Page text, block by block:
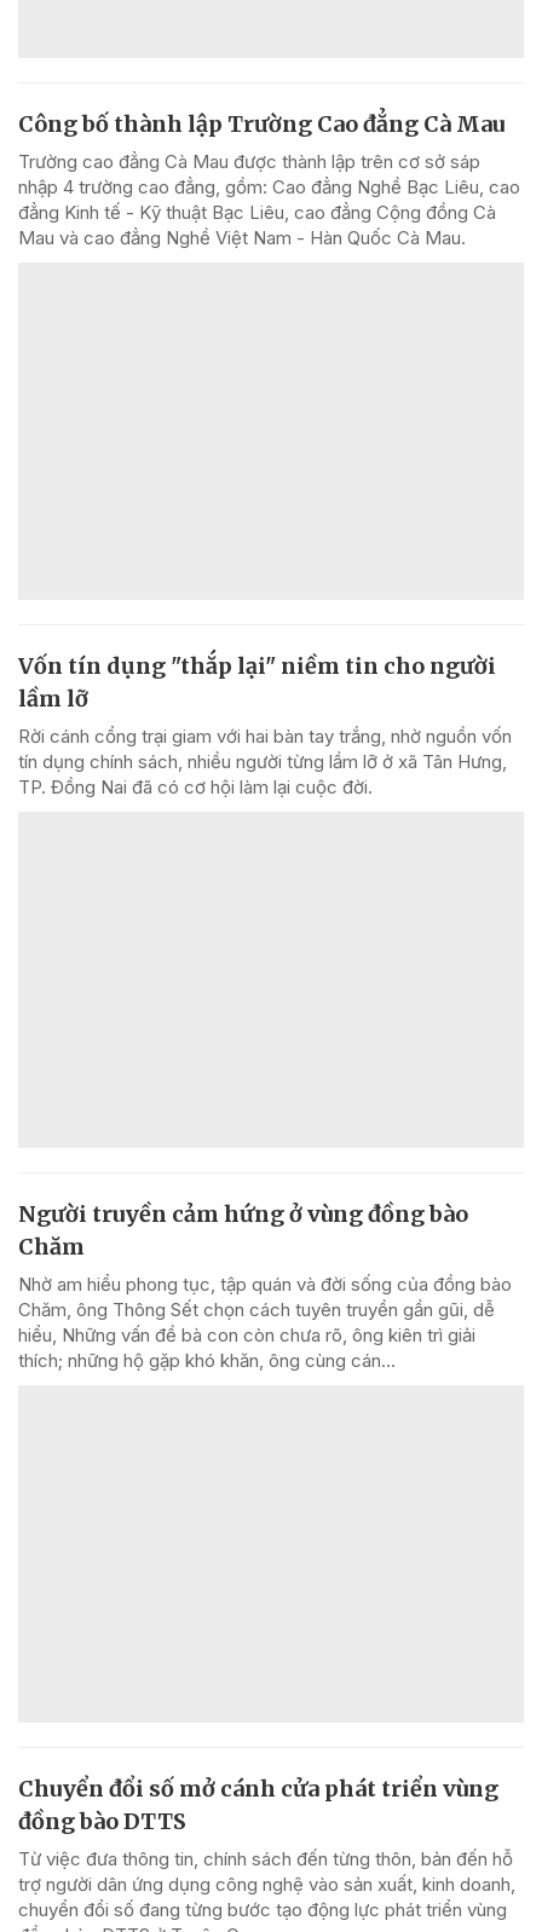
Công bố thành lập Trường Cao đẳng Cà Mau
Trường cao đẳng Cà Mau được thành lập trên cơ sở sáp
nhập 4 trường cao đẳng, gồm: Cao đẳng Nghề Bạc Liêu, cao
đẳng Kinh tế - Kỹ thuật Bạc Liêu, cao đẳng Cộng đồng Cà
Mau và cao đẳng Nghề Việt Nam - Hàn Quốc Cà Mau.
Vốn tín dụng "thắp lại" niềm tin cho người
lầm lỡ
Rời cánh cổng trại giam với hai bàn tay trắng, nhờ nguồn vốn
tín dụng chính sách, nhiều người từng lầm lỡ ở xã Tân Hưng,
TP. Đồng Nai đã có cơ hội làm lại cuộc đời.
Người truyền cảm hứng ở vùng đồng bào
Chăm
Nhờ am hiểu phong tục, tập quán và đời sống của đồng bào
Chăm, ông Thông Sết chọn cách tuyên truyền gần gũi, dễ
hiểu, Những vấn đề bà con còn chưa rõ, ông kiên trì giải
thích; những hộ gặp khó khăn, ông cùng cán...
Chuyển đổi số mở cánh cửa phát triển vùng
đồng bào DTTS
Từ việc đưa thông tin, chính sách đến từng thôn, bản đến hỗ
trợ người dân ứng dụng công nghệ vào sản xuất, kinh doanh,
chuyển đổi số đang từng bước tạo động lực phát triển vùng